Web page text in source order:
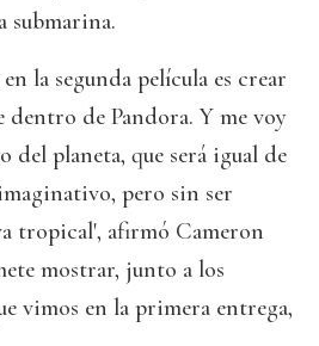
submarina.
la segunda película es crear
de Pandora. Y me voy
del planeta, que será igual de
pero sin ser
tropical', afirmó Cameron
mostrar, junto a los
vimos en la primera entrega,